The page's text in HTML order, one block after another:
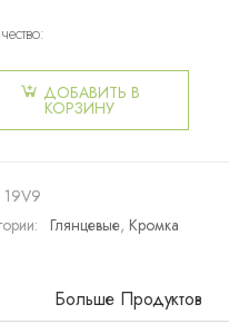
ДОБАВИТЬ В
КОРЗИНУ
19V9
Глянцевые, Кромка
Больше Продуктов